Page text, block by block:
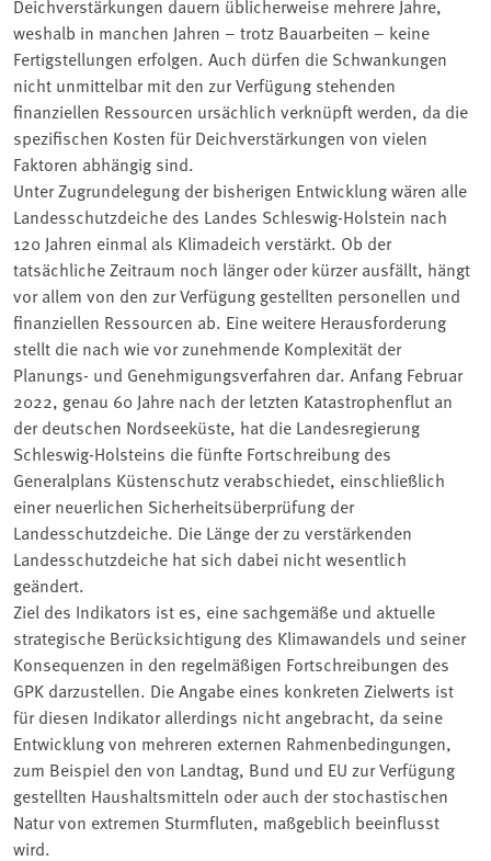
Deichverstärkungen dauern üblicherweise mehrere Jahre,
weshalb in manchen Jahren – trotz Bauarbeiten – keine
Fertigstellungen erfolgen. Auch dürfen die Schwankungen
nicht unmittelbar mit den zur Verfügung stehenden
finanziellen Ressourcen ursächlich verknüpft werden, da die
spezifischen Kosten für Deichverstärkungen von vielen
Faktoren abhängig sind.
Unter Zugrundelegung der bisherigen Entwicklung wären alle
Landesschutzdeiche des Landes Schleswig-Holstein nach
120 Jahren einmal als Klimadeich verstärkt. Ob der
tatsächliche Zeitraum noch länger oder kürzer ausfällt, hängt
vor allem von den zur Verfügung gestellten personellen und
finanziellen Ressourcen ab. Eine weitere Herausforderung
stellt die nach wie vor zunehmende Komplexität der
Planungs- und Genehmigungsverfahren dar. Anfang Februar
2022, genau 60 Jahre nach der letzten Katastrophenflut an
der deutschen Nordseeküste, hat die Landesregierung
Schleswig-Holsteins die fünfte Fortschreibung des
Generalplans Küstenschutz verabschiedet, einschließlich
einer neuerlichen Sicherheitsüberprüfung der
Landesschutzdeiche. Die Länge der zu verstärkenden
Landesschutzdeiche hat sich dabei nicht wesentlich
geändert.
Ziel des Indikators ist es, eine sachgemäße und aktuelle
strategische Berücksichtigung des Klimawandels und seiner
Konsequenzen in den regelmäßigen Fortschreibungen des
GPK darzustellen. Die Angabe eines konkreten Zielwerts ist
für diesen Indikator allerdings nicht angebracht, da seine
Entwicklung von mehreren externen Rahmenbedingungen,
zum Beispiel den von Landtag, Bund und EU zur Verfügung
gestellten Haushaltsmitteln oder auch der stochastischen
Natur von extremen Sturmfluten, maßgeblich beeinflusst
wird.